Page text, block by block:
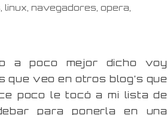
,linux ,navegadores ,opera
a poco mejor dicho voy
veo en otros blog’s que
poco le tocó a mi lista de
para ponerla en una